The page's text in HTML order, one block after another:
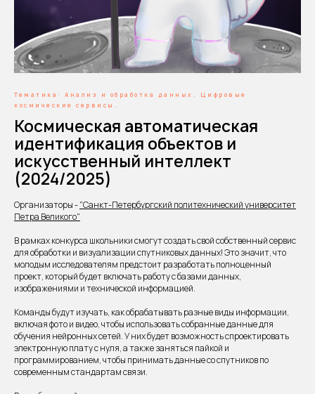
Тематика: Анализ и обработка данных. Цифровые
космические сервисы.
Космическая автоматическая
идентификация объектов и
искусственный интеллект
(2024/2025)
Организаторы -"Санкт-Петербургский политехнический университет
Петра Великого"
В рамках конкурса школьники смогут создать свой собственный сервис
для обработки и визуализации спутниковых данных! Это значит, что
молодым исследователям предстоит разработать полноценный
проект, который будет включать работу с базами данных,
изображениями и технической информацией.
Команды будут изучать, как обрабатывать разные виды информации,
включая фото и видео, чтобы использовать собранные данные для
обучения нейронных сетей. У них будет возможность спроектировать
электронную плату с нуля, а также заняться пайкой и
программированием, чтобы принимать данные со спутников по
современным стандартам связи.